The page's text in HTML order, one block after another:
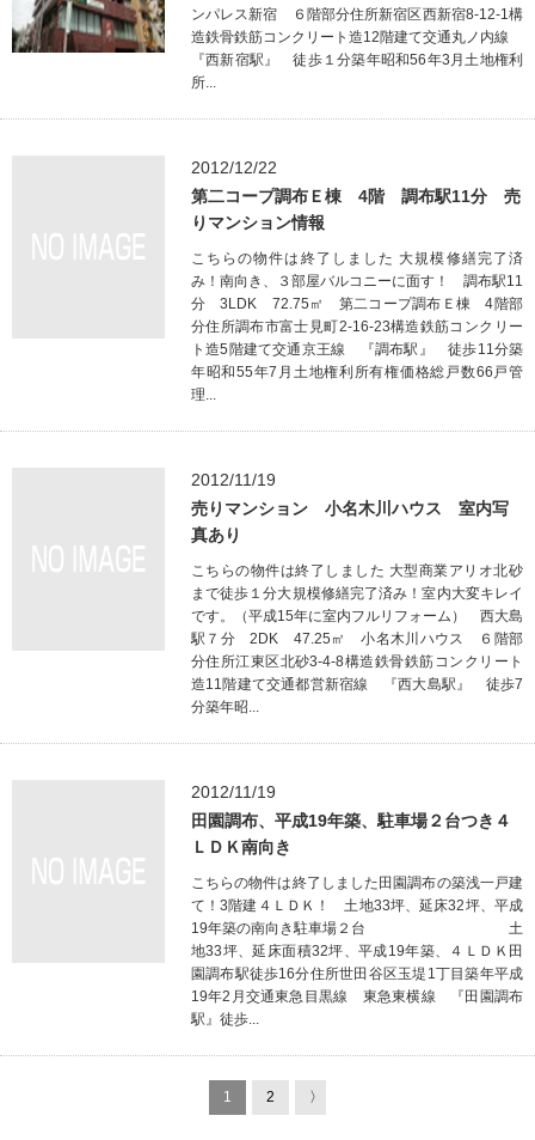
ンパレス新宿 ６階部分住所新宿区西新宿8-12-1構
造鉄骨鉄筋コンクリート造12階建て交通丸ノ内線
『西新宿駅』 徒歩１分築年昭和56年3月土地権利
所...
2012/12/22
第二コープ調布Ｅ棟 4階 調布駅11分 売
りマンション情報
こちらの物件は終了しました 大規模修繕完了済
み！南向き、３部屋バルコニーに面す！ 調布駅11
分 3LDK 72.75㎡ 第二コープ調布Ｅ棟 4階部
分住所調布市富士見町2-16-23構造鉄筋コンクリー
ト造5階建て交通京王線 『調布駅』 徒歩11分築
年昭和55年7月土地権利所有権価格総戸数66戸管
理...
2012/11/19
売りマンション 小名木川ハウス 室内写
真あり
こちらの物件は終了しました 大型商業アリオ北砂
まで徒歩１分大規模修繕完了済み！室内大変キレイ
です。（平成15年に室内フルリフォーム） 西大島
駅７分 2DK 47.25㎡ 小名木川ハウス ６階部
分住所江東区北砂3-4-8構造鉄骨鉄筋コンクリート
造11階建て交通都営新宿線 『西大島駅』 徒歩7
分築年昭...
2012/11/19
田園調布、平成19年築、駐車場２台つき４
ＬＤＫ南向き
こちらの物件は終了しました田園調布の築浅一戸建
て！3階建４ＬＤＫ！ 土地33坪、延床32坪、平成
19年築の南向き駐車場２台 土
地33坪、延床面積32坪、平成19年築、４ＬＤＫ田
園調布駅徒歩16分住所世田谷区玉堤1丁目築年平成
19年2月交通東急目黒線 東急東横線 『田園調布
駅』徒歩...
1 2 〉